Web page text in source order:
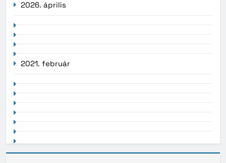
2026. április
2021. február